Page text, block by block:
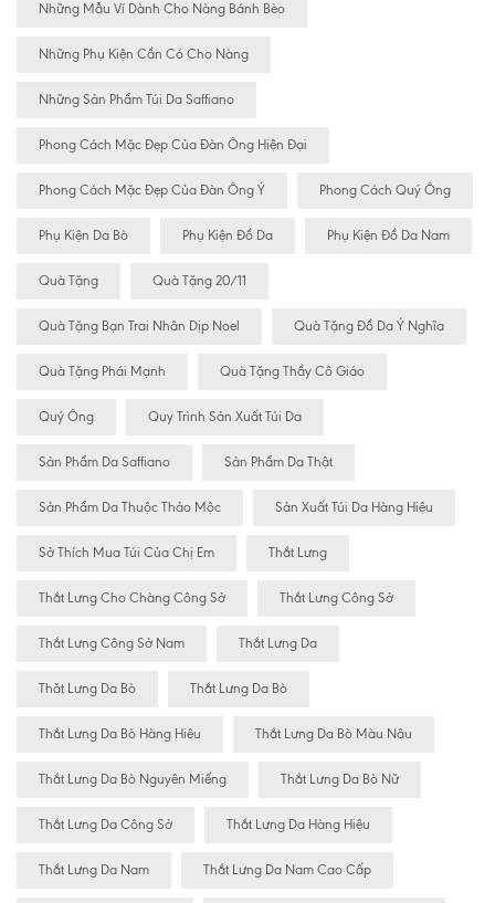
Những Mẫu Ví Dành Cho Nàng Bánh Bèo
Những Phụ Kiện Cần Có Cho Nàng
Những Sản Phẩm Túi Da Saffiano
Phong Cách Mặc Đẹp Của Đàn Ông Hiện Đại
Phong Cách Mặc Đẹp Của Đàn Ông Ý Phong Cách Quý Ông
Phụ Kiện Da Bò Phụ Kiện Đồ Da Phụ Kiện Đồ Da Nam
Quà Tặng Quà Tặng 20/11
Quà Tặng Bạn Trai Nhân Dịp Noel Quà Tặng Đồ Da Ý Nghĩa
Quà Tặng Phái Mạnh Quà Tặng Thầy Cô Giáo
Quý Ông Quy Trình Sản Xuất Túi Da
Sản Phẩm Da Saffiano Sản Phẩm Da Thật
Sản Phẩm Da Thuộc Thảo Mộc Sản Xuất Túi Da Hàng Hiệu
Sở Thích Mua Túi Của Chị Em Thắt Lưng
Thắt Lưng Cho Chàng Công Sở Thắt Lưng Công Sở
Thắt Lưng Công Sở Nam Thắt Lưng Da
Thăt Lưng Da Bò Thắt Lưng Da Bò
Thắt Lưng Da Bò Hàng Hiêu Thắt Lưng Da Bò Màu Nâu
Thắt Lưng Da Bò Nguyên Miếng Thắt Lưng Da Bò Nữ
Thắt Lưng Da Công Sở Thắt Lưng Da Hàng Hiệu
Thắt Lưng Da Nam Thắt Lưng Da Nam Cao Cấp